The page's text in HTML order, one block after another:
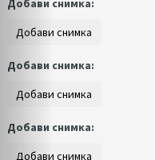
Добави снимка:
Добави снимка: